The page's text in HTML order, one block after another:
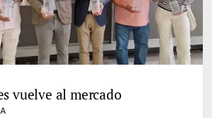
vuelve al mercado